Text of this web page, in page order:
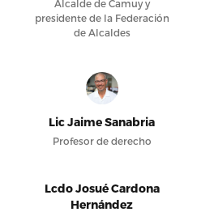
Alcalde de Camuy y
presidente de la Federación
de Alcaldes
Lic Jaime Sanabria
Profesor de derecho
Lcdo Josué Cardona
Hernández